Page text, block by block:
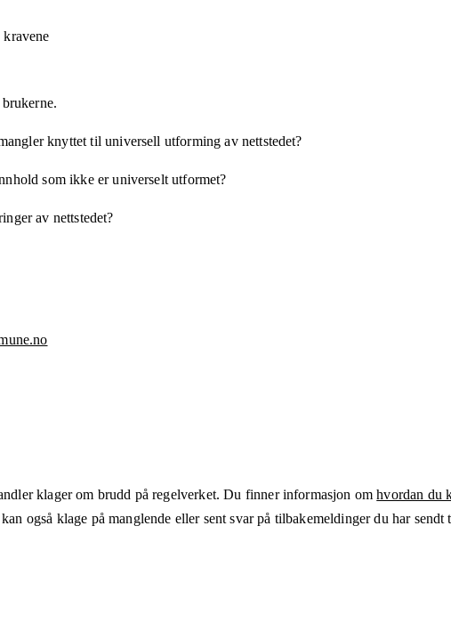
knyttet til universell utforming av nettstedet?
som ikke er universelt utformet?
av nettstedet?
klager om brudd på regelverket. Du finner informasjon omhvordan du
også klage på manglende eller sent svar på tilbakemeldinger du har sendt